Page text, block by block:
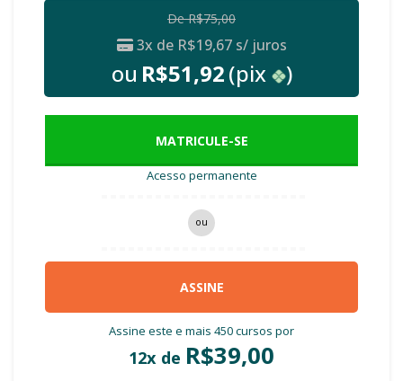
DeR$75,00
3x de R$19,67 s/ juros
ou R$51,92(pix )
MATRICULE-SE
Acesso permanente
ou
ASSINE
Assine este e mais 450 cursos por
12x de R$39,00